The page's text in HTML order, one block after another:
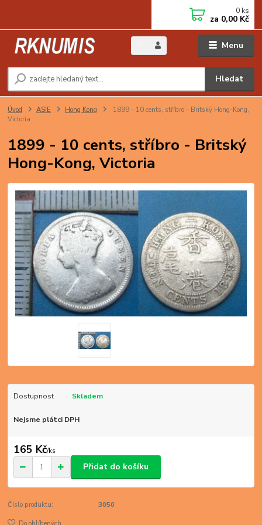
Menu
Hledat
0 ks
za 0,00 Kč
Úvod ASIE Hong Kong
1899 - 10 cents, stříbro - Britský Hong-Kong,
Victoria
1899 - 10 cents, stříbro - Britský
Hong-Kong, Victoria
Dostupnost Skladem
Nejsme plátci DPH
165 Kč/ks
Přidat do košíku
Číslo produktu: 3050